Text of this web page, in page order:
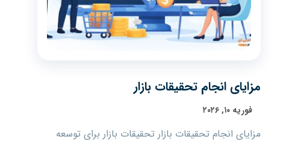
مزایای انجام تحقیقات بازار
فوریه ۱۰, ۲۰۲۶
مزایای انجام تحقیقات بازار تحقیقات بازار برای توسعه